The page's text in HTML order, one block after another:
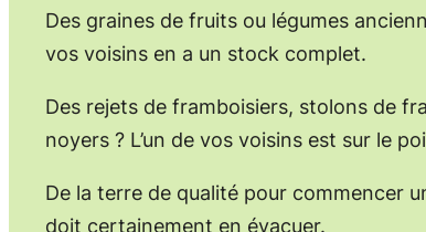
Des graines de fruits ou légumes
vos voisins en a un stock complet.
Des rejets de framboisiers, stolons de
noyers ? L’un de vos voisins est sur le
De la terre de qualité pour commencer
doit certainement en évacuer.